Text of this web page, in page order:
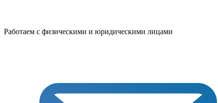
Работаем с физическими и юридическими лицами